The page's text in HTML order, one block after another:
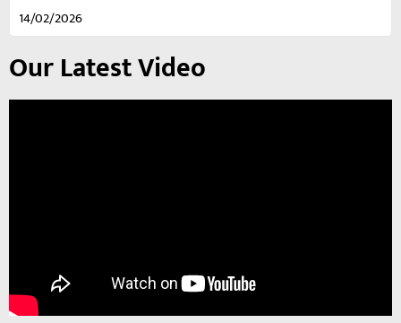
14/02/2026
Our Latest Video